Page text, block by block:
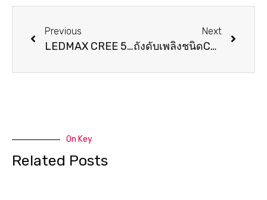
Previous
LEDMAX CREE 550.1207 – KS-TOOLS
Next
ถังดับเพลิงชนิดCO2 – SATURN
On Key
Related Posts